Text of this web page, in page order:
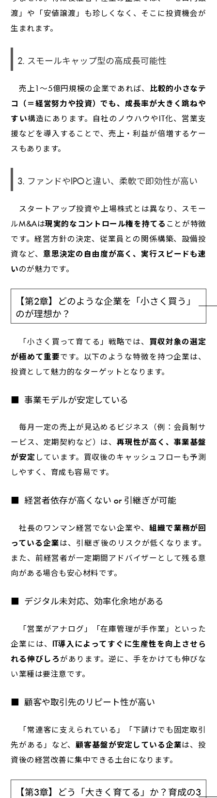
渡」や「安値譲渡」も珍しくなく、そこに投資機会が
生まれます。
2. スモールキャップ型の高成長可能性
売上1～5億円規模の企業であれば、 比較的小さなテ
コ（＝経営努力や投資）でも、成長率が大きく跳ねや
すい 構造にあります。自社のノウハウやIT化、営業支
援などを導入することで、売上・利益が倍増するケー
スもあります。
3. ファンドやIPOと違い、柔軟で即効性が高い
スタートアップ投資や上場株式とは異なり、スモー
ルM&Aは現実的なコントロール権を持てる ことが特徴
です。経営方針の決定、従業員との関係構築、設備投
資など、 意思決定の自由度が高く、実行スピードも速
い のが魅力です。
【第2章】どのような企業を「小さく買う」
のが理想か？
「小さく買って育てる」戦略では、 買収対象の選定
が極めて重要 です。以下のような特徴を持つ企業は、
投資として魅力的なターゲットとなります。
事業モデルが安定している
毎月一定の売上が見込めるビジネス（例：会員制サ
ービス、定期契約など）は、 再現性が高く、事業基盤
が安定 しています。買収後のキャッシュフローも予測
しやすく、育成も容易です。
経営者依存が高くない or 引継ぎが可能
社長のワンマン経営でない企業や、組織で業務が回
っている企業 は、引継ぎ後のリスクが低くなります。
また、前経営者が一定期間アドバイザーとして残る意
向がある場合も安心材料です。
デジタル未対応、効率化余地がある
「営業がアナログ」「在庫管理が手作業」といった
企業には、 IT導入によってすぐに生産性を向上させら
れる伸びしろ があります。逆に、手をかけても伸びな
い業種は要注意です。
顧客や取引先のリピート性が高い
「常連客に支えられている」「下請けでも固定取引
先がある」など、顧客基盤が安定している企業 は、投
資後の経営改善に集中できる土台になります。
【第3章】どう「大きく育てる」か？育成の3